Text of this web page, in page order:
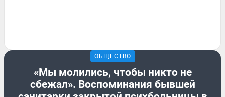
ОБЩЕСТВО
«Мы молились, чтобы никто не
сбежал». Воспоминания бывшей